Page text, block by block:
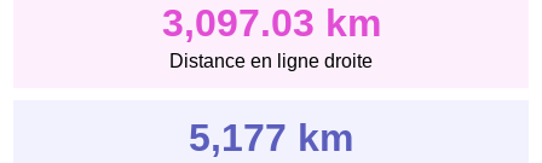
3,097.03 km
Distance en ligne droite
5,177 km